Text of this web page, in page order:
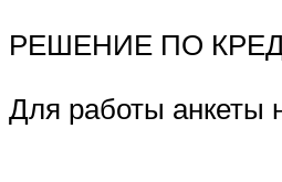
РЕШЕНИЕ ПО
Для работы анкеты